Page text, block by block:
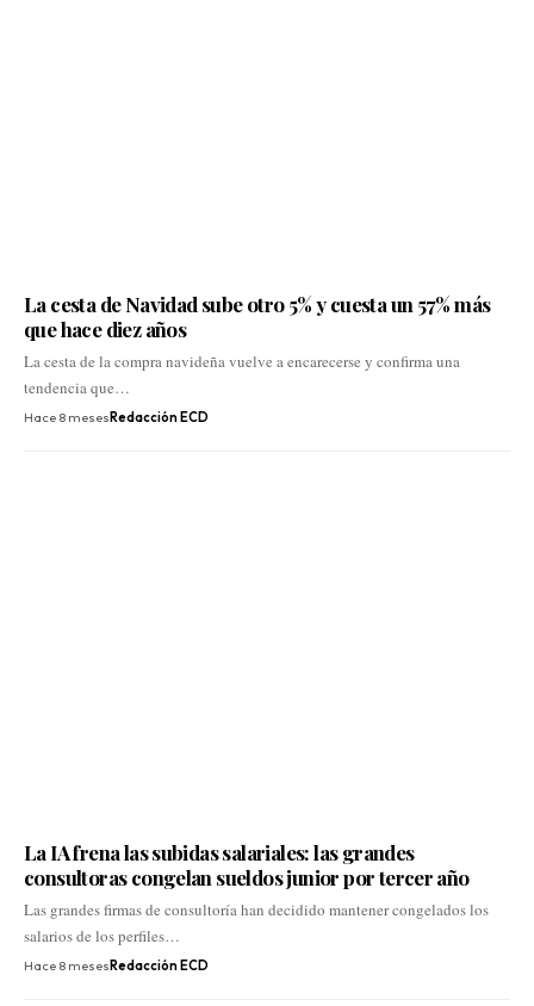
La cesta de Navidad sube otro 5% y cuesta un 57% más
que hace diez años
La cesta de la compra navideña vuelve a encarecerse y confirma una
tendencia que…
Hace 8 mesesRedacción ECD
La IA frena las subidas salariales: las grandes
consultoras congelan sueldos junior por tercer año
Las grandes firmas de consultoría han decidido mantener congelados los
salarios de los perfiles…
Hace 8 meses Redacción ECD